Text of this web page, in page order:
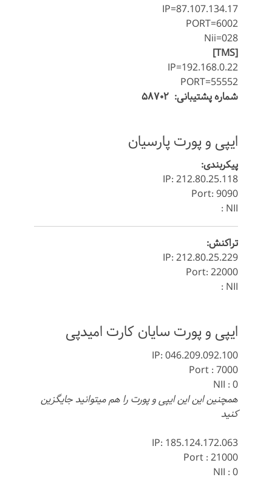
IP=87.107.134.17
PORT=6002
Nii=028
[TMS]
IP=192.168.0.22
PORT=55552
شماره پشتیبانی: ۵۸۷۰۲
ایپی و پورت پارسیان
پیکربندی:
IP: 212.80.25.118
Port: 9090
NII :
تراکنش:
IP: 212.80.25.229
Port: 22000
NII :
ایپی و پورت سایان کارت امیدپی
IP: 046.209.092.100
Port : 7000
NII : 0
همچنین این این ایپی و پورت را هم میتوانید جایگزین
کنید
IP: 185.124.172.063
Port : 21000
NII : 0